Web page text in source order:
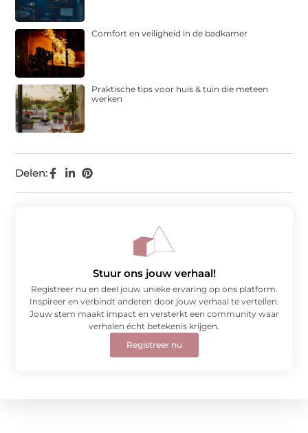
Delen:
Comfort en veiligheid in de badkamer
Praktische tips voor huis & tuin die meteen
werken
Stuur ons jouw verhaal!
Registreer nu en deel jouw unieke ervaring op ons platform.
Inspireer en verbindt anderen door jouw verhaal te vertellen.
Jouw stem maakt impact en versterkt een community waar
verhalen écht betekenis krijgen.
Registreer nu